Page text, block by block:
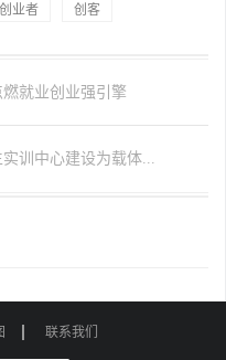
创业者 创客
就业创业强引擎
训中心建设为载体...
联系我们